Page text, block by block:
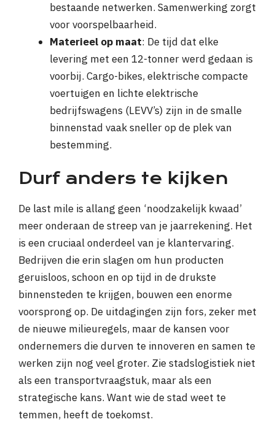
bestaande netwerken. Samenwerking zorgt
voor voorspelbaarheid.
Materieel op maat: De tijd dat elke
levering met een 12-tonner werd gedaan is
voorbij. Cargo-bikes, elektrische compacte
voertuigen en lichte elektrische
bedrijfswagens (LEVV’s) zijn in de smalle
binnenstad vaak sneller op de plek van
bestemming.
Durf anders te kijken
De last mile is allang geen ‘noodzakelijk kwaad’
meer onderaan de streep van je jaarrekening. Het
is een cruciaal onderdeel van je klantervaring.
Bedrijven die erin slagen om hun producten
geruisloos, schoon en op tijd in de drukste
binnensteden te krijgen, bouwen een enorme
voorsprong op. De uitdagingen zijn fors, zeker met
de nieuwe milieuregels, maar de kansen voor
ondernemers die durven te innoveren en samen te
werken zijn nog veel groter. Zie stadslogistiek niet
als een transportvraagstuk, maar als een
strategische kans. Want wie de stad weet te
temmen, heeft de toekomst.